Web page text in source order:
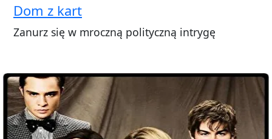
Dom z kart
Zanurz się w mroczną polityczną intrygę